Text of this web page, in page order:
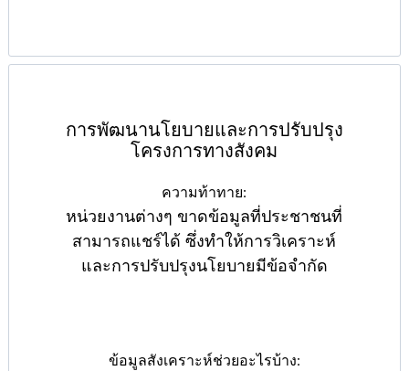
การพัฒนานโยบายและการปรับปรุง
โครงการทางสังคม
ความท้าทาย:
หน่วยงานต่างๆ ขาดข้อมูลที่ประชาชนที่
สามารถแชร์ได้ ซึ่งทำให้การวิเคราะห์
และการปรับปรุงนโยบายมีข้อจำกัด
ข้อมูลสังเคราะห์ช่วยอะไรบ้าง: